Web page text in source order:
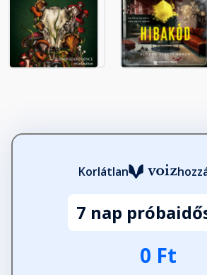
17. fejezet
Fejezet hossza: 00:14:38
19. fejezet
Fejezet hossza: 00:06:49
Korlátlan
7 nap
0 Ft